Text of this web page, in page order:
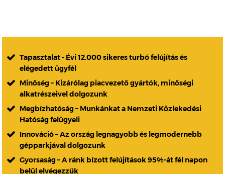
Tapasztalat - Évi 12.000 sikeres turbó felújítás és
elégedett ügyfél
Minőség – Kizárólag piacvezető gyártók, minőségi
alkatrészeivel dolgozunk
Megbízhatóság – Munkánkat a Nemzeti Közlekedési
Hatóság felügyeli
Innováció – Az ország legnagyobb és legmodernebb
gépparkjával dolgozunk
Gyorsaság – A ránk bízott felújítások 95%-át fél napon
belül elvégezzük